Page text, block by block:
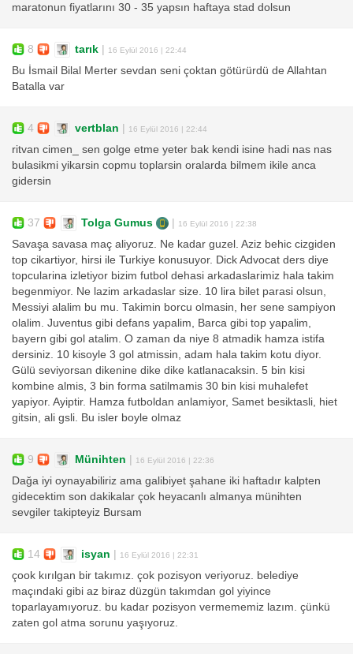
maratonun fiyatlarını 30 - 35 yapsın haftaya stad dolsun
8 tarık | 16 Eylül 2016 | 22:44
Bu İsmail Bilal Merter sevdan seni çoktan götürürdü de Allahtan
Batalla var
4 vertblan | 16 Eylül 2016 | 22:44
ritvan cimen_ sen golge etme yeter bak kendi isine hadi nas nas
bulasikmi yikarsin copmu toplarsin oralarda bilmem ikile anca
gidersin
37 Tolga Gumus | 16 Eylül 2016 | 22:38
Savaşa savasa maç aliyoruz. Ne kadar guzel. Aziz behic cizgiden
top cikartiyor, hirsi ile Turkiye konusuyor. Dick Advocat ders diye
topcularina izletiyor bizim futbol dehasi arkadaslarimiz hala takim
begenmiyor. Ne lazim arkadaslar size. 10 lira bilet parasi olsun,
Messiyi alalim bu mu. Takimin borcu olmasin, her sene sampiyon
olalim. Juventus gibi defans yapalim, Barca gibi top yapalim,
bayern gibi gol atalim. O zaman da niye 8 atmadik hamza istifa
dersiniz. 10 kisoyle 3 gol atmissin, adam hala takim kotu diyor.
Gülü seviyorsan dikenine dike dike katlanacaksin. 5 bin kisi
kombine almis, 3 bin forma satilmamis 30 bin kisi muhalefet
yapiyor. Ayiptir. Hamza futboldan anlamiyor, Samet besiktasli, hiet
gitsin, ali gsli. Bu isler boyle olmaz
9 Münihten | 16 Eylül 2016 | 22:36
Dağa iyi oynayabiliriz ama galibiyet şahane iki haftadır kalpten
gidecektim son dakikalar çok heyacanlı almanya münihten
sevgiler takipteyiz Bursam
14 isyan | 16 Eylül 2016 | 22:31
çook kırılgan bir takımız. çok pozisyon veriyoruz. belediye
maçındaki gibi az biraz düzgün takımdan gol yiyince
toparlayamıyoruz. bu kadar pozisyon vermememiz lazım. çünkü
zaten gol atma sorunu yaşıyoruz.